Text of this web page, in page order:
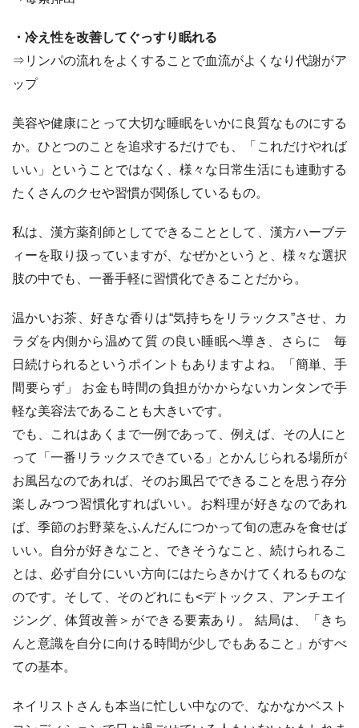
・冷え性を改善してぐっすり眠れる
⇒リンパの流れをよくすることで血流がよくなり代謝がア
ップ
美容や健康にとって大切な睡眠をいかに良質なものにする
か。ひとつのことを追求するだけでも、「これだけやれば
いい」ということではなく、様々な日常生活にも連動する
たくさんのクセや習慣が関係しているもの。
私は、漢方薬剤師としてできることとして、漢方ハーブテ
ィーを取り扱っていますが、なぜかというと、様々な選択
肢の中でも、一番手軽に習慣化できることだから。
温かいお茶、好きな香りは“気持ちをリラックス”させ、カ
ラダを内側から温めて質 の良い睡眠へ導き、さらに 毎
日続けられるというポイントもありますよね。「簡単、手
間要らず」 お金も時間の負担がかからないカンタンで手
軽な美容法であることも大きいです。
でも、これはあくまで一例であって、例えば、その人にと
って「一番リラックスできている」とかんじられる場所が
お風呂なのであれば、そのお風呂でできることを思う存分
楽しみつつ習慣化すればいい。お料理が好きなのであれ
ば、季節のお野菜をふんだんにつかって旬の恵みを食せば
いい。自分が好きなこと、できそうなこと、続けられるこ
とは、必ず自分にいい方向にはたらきかけてくれるものな
のです。そして、そのどれにも<デトックス、アンチエイ
ジング、体質改善＞ができる要素あり。 結局は、「きち
んと意識を自分に向ける時間が少しでもあること」がすべ
ての基本。
ネイリストさんも本当に忙しい中なので、なかなかベスト